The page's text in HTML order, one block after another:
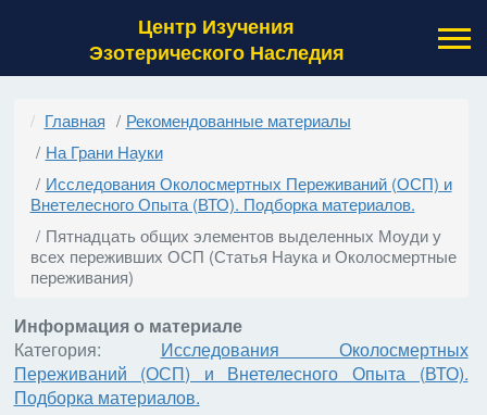
Центр Изучения
Эзотерического Наследия
Главная
Рекомендованные материалы
На Грани Науки
Исследования Околосмертных Переживаний (ОСП) и
Внетелесного Опыта (ВТО). Подборка материалов.
Пятнадцать общих элементов выделенных Моуди у
всех переживших ОСП (Статья Наука и Околосмертные
переживания)
Информация о материале
Категория: Исследования Околосмертных
Переживаний (ОСП) и Внетелесного Опыта (ВТО).
Подборка материалов.